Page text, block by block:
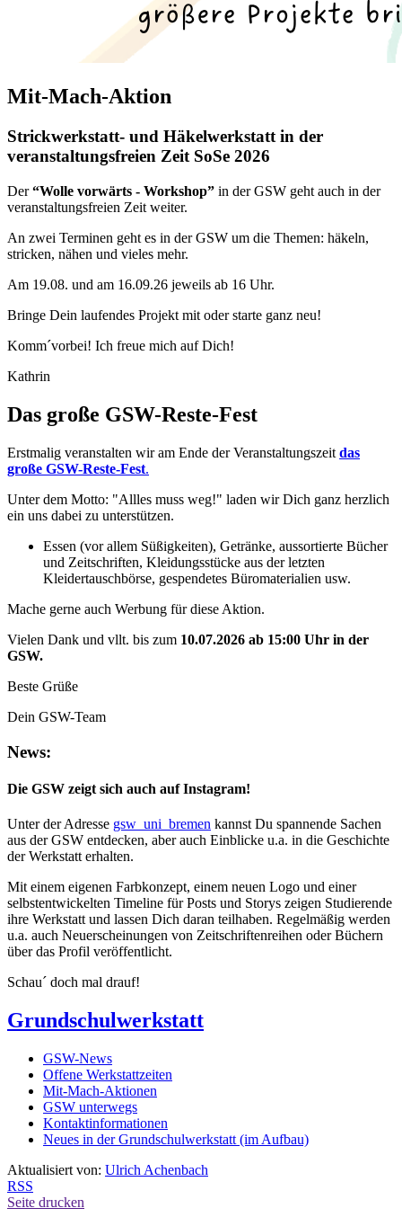
Mit-Mach-Aktion
Strickwerkstatt- und Häkelwerkstatt in der
veranstaltungsfreien Zeit SoSe 2026
Der“Wolle vorwärts - Workshop” in der GSW geht auch in der
veranstaltungsfreien Zeit weiter.
An zwei Terminen geht es in der GSW um die Themen: häkeln,
stricken, nähen und vieles mehr.
Am 19.08. und am 16.09.26 jeweils ab 16 Uhr.
Bringe Dein laufendes Projekt mit oder starte ganz neu!
Komm´vorbei! Ich freue mich auf Dich!
Kathrin
Das große GSW-Reste-Fest
Erstmalig veranstalten wir am Ende der Veranstaltungszeit das
große GSW-Reste-Fest.
Unter dem Motto: "Allles muss weg!" laden wir Dich ganz herzlich
ein uns dabei zu unterstützen.
Essen (vor allem Süßigkeiten), Getränke, aussortierte Bücher
und Zeitschriften, Kleidungsstücke aus der letzten
Kleidertauschbörse, gespendetes Büromaterialien usw.
Mache gerne auch Werbung für diese Aktion.
Vielen Dank und vllt. bis zum 10.07.2026 ab 15:00 Uhr in der
GSW.
Beste Grüße
Dein GSW-Team
News:
Die GSW zeigt sich auch auf Instagram!
Unter der Adresse gsw_uni_bremen kannst Du spannende Sachen
aus der GSW entdecken, aber auch Einblicke u.a. in die Geschichte
der Werkstatt erhalten.
Mit einem eigenen Farbkonzept, einem neuen Logo und einer
selbstentwickelten Timeline für Posts und Storys zeigen Studierende
ihre Werkstatt und lassen Dich daran teilhaben. Regelmäßig werden
u.a. auch Neuerscheinungen von Zeitschriftenreihen oder Büchern
über das Profil veröffentlicht.
Schau´ doch mal drauf!
Grundschulwerkstatt
GSW-News
Offene Werkstattzeiten
Mit-Mach-Aktionen
GSW unterwegs
Kontaktinformationen
Neues in der Grundschulwerkstatt (im Aufbau)
Aktualisiert von: Ulrich Achenbach
RSS
Seite drucken